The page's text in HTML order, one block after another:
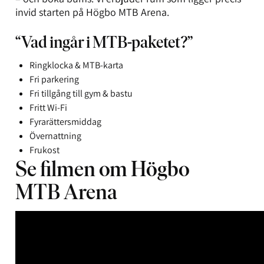
invid starten på Högbo MTB Arena.
“Vad ingår i MTB-paketet?”
Ringklocka & MTB-karta
Fri parkering
Fri tillgång till gym & bastu
Fritt Wi-Fi
Fyrarättersmiddag
Övernattning
Frukost
Se filmen om Högbo
MTB Arena